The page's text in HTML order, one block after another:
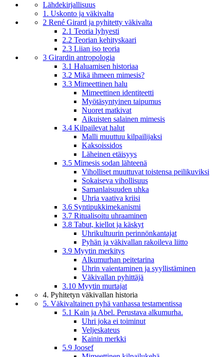
Lähdekirjallisuus
1. Uskonto ja väkivalta
2 René Girard ja pyhitetty väkivalta
2.1 Teoria lyhyesti
2.2 Teorian kehityskaari
2.3 Liian iso teoria
3 Girardin antropologia
3.1 Haluamisen historiaa
3.2 Mikä ihmeen mimesis?
3.3 Mimeettinen halu
Mimeettinen identiteetti
Myötäsyntyinen taipumus
Nuoret matkivat
Aikuisten salainen mimesis
3.4 Kilpailevat halut
Malli muuttuu kilpailijaksi
Kaksoissidos
Läheinen etäisyys
3.5 Mimesis sodan lähteenä
Viholliset muuttuvat toistensa peilikuviksi
Sokaiseva vihollisuus
Samanlaisuuden uhka
Uhria vaativa kriisi
3.6 Syntipukkimekanismi
3.7 Ritualisoitu uhraaminen
3.8 Tabut, kiellot ja käskyt
Uhrikultuurin perinnönkantajat
Pyhän ja väkivallan rakoileva liitto
3.9 Myytin merkitys
Alkumurhan peitetarina
Uhrin vaientaminen ja syyllistäminen
Väkivallan pyhittäjä
3.10 Myytin murtajat
4. Pyhitetyn väkivallan historia
5. Väkivaltainen pyhä vanhassa testamentissa
5.1 Kain ja Abel. Perustava alkumurha.
Uhri joka ei toiminut
Veljeskateus
Kainin merkki
5.9 Joosef